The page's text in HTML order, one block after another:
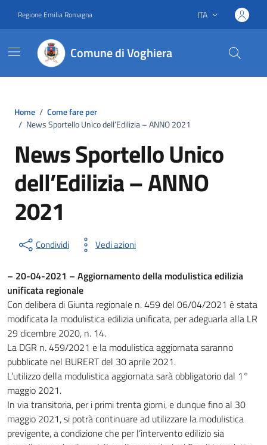
Regione Emilia Romagna Lingua attiva:
ITA
Comune di Voghiera
Home / Come fare per
/ News Sportello Unico dell’Edilizia – ANNO 2021
News Sportello Unico
dell’Edilizia – ANNO
2021
Condividi Vedi azioni
– 20-04-2021 – Aggiornamento della modulistica edilizia
unificata regionale
Con delibera di Giunta regionale n. 459 del 06/04/2021 è stata
modificata la modulistica edilizia unificata, per adeguarla alla LR
29 dicembre 2020, n. 14.
La DGR n. 459/2021 e la modulistica aggiornata saranno
pubblicate nel BURERT del 30 aprile 2021.
L’utilizzo della modulistica aggiornata sarà obbligatorio dal 1°
maggio 2021.
In via transitoria, per i primi trenta giorni, e dunque fino al 30
maggio 2021, si potrà continuare ad utilizzare la modulistica
previgente, a condizione che per l’intervento edilizio sia